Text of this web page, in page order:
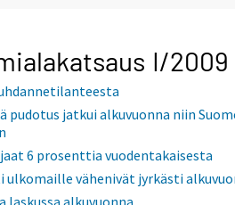
I/2009
jatkui alkuvuonna niin
6 prosenttia vuodentakaisesta
vähenivät jyrkästi